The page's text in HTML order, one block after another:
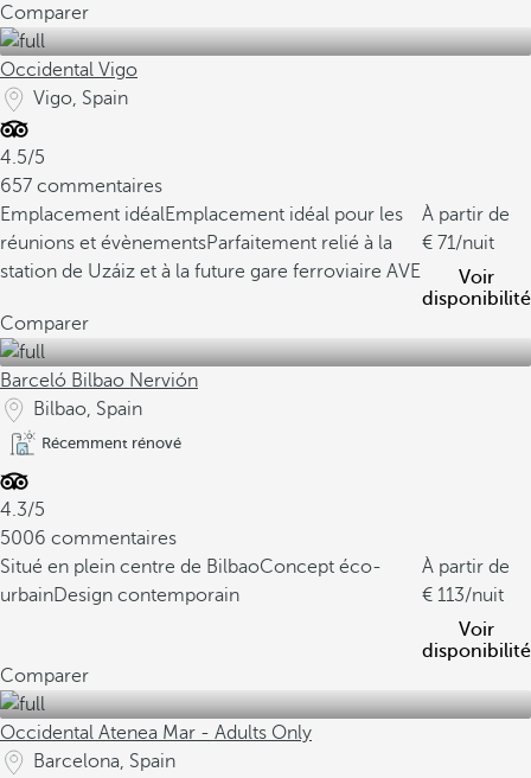
Comparer
Occidental Vigo
Vigo, Spain
4.5/5
657 commentaires
Emplacement idéalEmplacement idéal pour les
réunions et évènementsParfaitement relié à la
station de Uzáiz et à la future gare ferroviaire AVE
À partir de
71/nuit
Voir
disponibilité
Comparer
Barceló Bilbao Nervión
Bilbao, Spain
Récemment rénové
4.3/5
5006 commentaires
Situé en plein centre de BilbaoConcept éco-
urbainDesign contemporain
À partir de
113/nuit
Voir
disponibilité
Comparer
Occidental Atenea Mar - Adults Only
Barcelona, Spain